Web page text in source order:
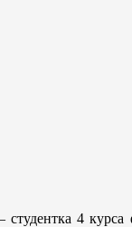
студентка 4